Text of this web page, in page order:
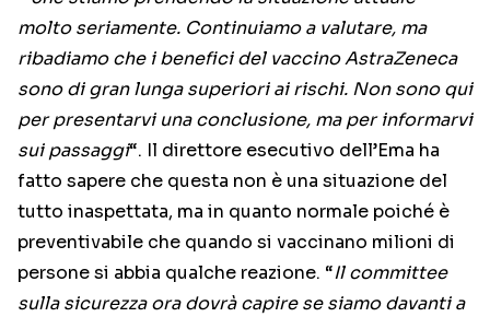
molto seriamente. Continuiamo a valutare, ma
ribadiamo che i benefici del vaccino AstraZeneca
sono di gran lunga superiori ai rischi. Non sono qui
per presentarvi una conclusione, ma per informarvi
sui passaggi“. Il direttore esecutivo dell’Ema ha
fatto sapere che questa non è una situazione del
tutto inaspettata, ma in quanto normale poiché è
preventivabile che quando si vaccinano milioni di
persone si abbia qualche reazione. “Il committee
sulla sicurezza ora dovrà capire se siamo davanti a